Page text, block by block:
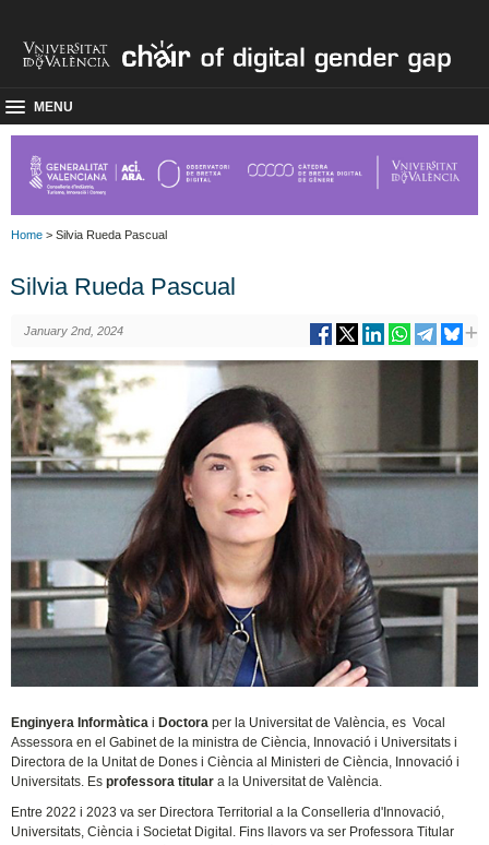
MENU
Home > Silvia Rueda Pascual
Silvia Rueda Pascual
January 2nd, 2024
Enginyera Informàticai Doctoraper la Universitat de València, es Vocal
Assessora en el Gabinet de la ministra de Ciència, Innovació i Universitats i
Directora de la Unitat de Dones i Ciència al Ministeri de Ciència, Innovació i
Universitats. Esprofessora titulara la Universitat de València.
Entre 2022 i 2023 va ser Directora Territorial a la Conselleria d'Innovació,
Universitats, Ciència i Societat Digital. Fins llavors va ser Professora Titular